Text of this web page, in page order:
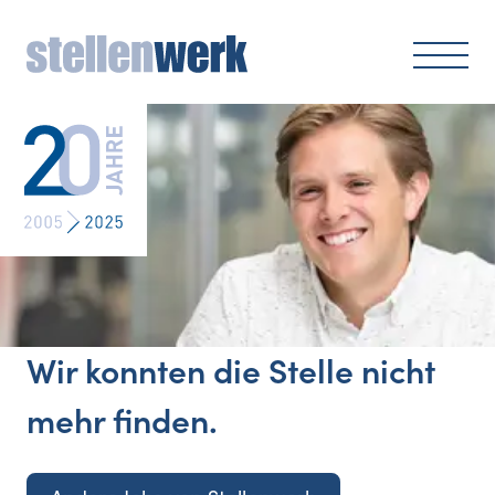
Wir konnten die Stelle nicht
mehr finden.